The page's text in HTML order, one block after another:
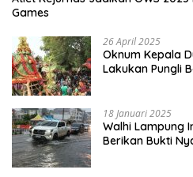
Games
26 April 2025
Oknum Kepala
Lakukan Pungli
18 Januari 2025
Walhi Lampung
Berikan Bukti